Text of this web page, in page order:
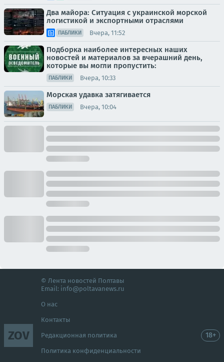
Два майора: Ситуация с украинской морской
логистикой и экспортными отраслями
ПАБЛИКИ Вчера, 11:52
Подборка наиболее интересных наших
новостей и материалов за вчерашний день,
которые вы могли пропустить:
ПАБЛИКИ Вчера, 10:33
Морская удавка затягивается
ПАБЛИКИ Вчера, 10:04
ZOV
© Лента новостей Полтавы
Email: info@poltavanews.ru
О нас
Контакты
Редакционная политика
Политика конфиденциальности
18+